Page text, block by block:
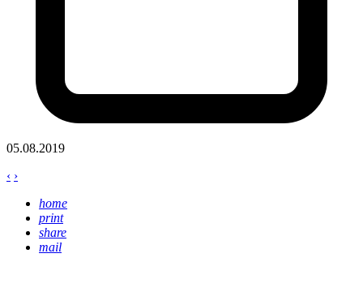
05.08.2019
‹ ›
home
print
share
mail